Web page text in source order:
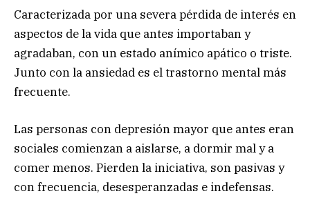
Caracterizada por una severa pérdida de interés en
aspectos de la vida que antes importaban y
agradaban, con un estado anímico apático o triste.
Junto con la ansiedad es el trastorno mental más
frecuente.
Las personas con depresión mayor que antes eran
sociales comienzan a aislarse, a dormir mal y a
comer menos. Pierden la iniciativa, son pasivas y
con frecuencia, desesperanzadas e indefensas.